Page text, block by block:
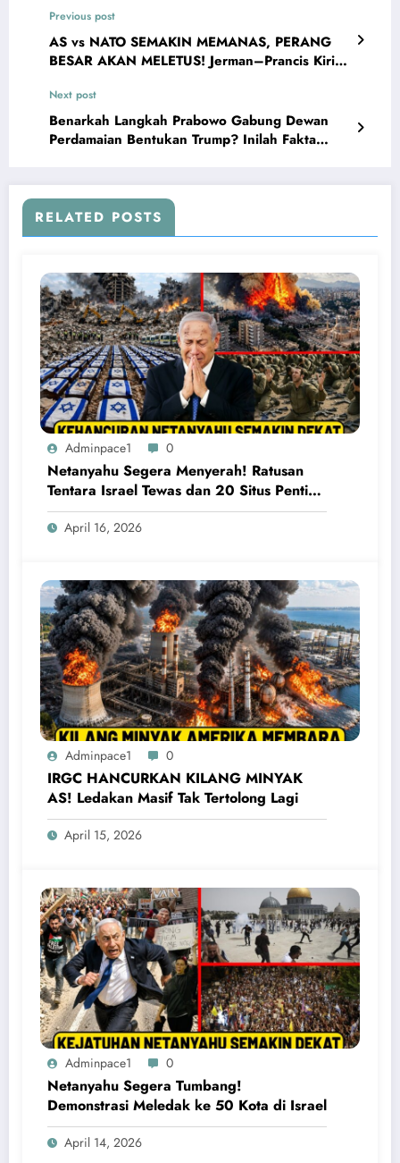
Previous post
AS vs NATO SEMAKIN MEMANAS, PERANG
BESAR AKAN MELETUS! Jerman–Prancis Kirim
Next post
Benarkah Langkah Prabowo Gabung Dewan
Perdamaian Bentukan Trump? Inilah Fakta
RELATED POSTS
Adminpace1 0
Netanyahu Segera Menyerah! Ratusan
Tentara Israel Tewas dan 20 Situs Penting
Meledak
April 16, 2026
Adminpace1 0
IRGC HANCURKAN KILANG MINYAK
AS! Ledakan Masif Tak Tertolong Lagi
April 15, 2026
Adminpace1 0
Netanyahu Segera Tumbang!
Demonstrasi Meledak ke 50 Kota di Israel
April 14, 2026